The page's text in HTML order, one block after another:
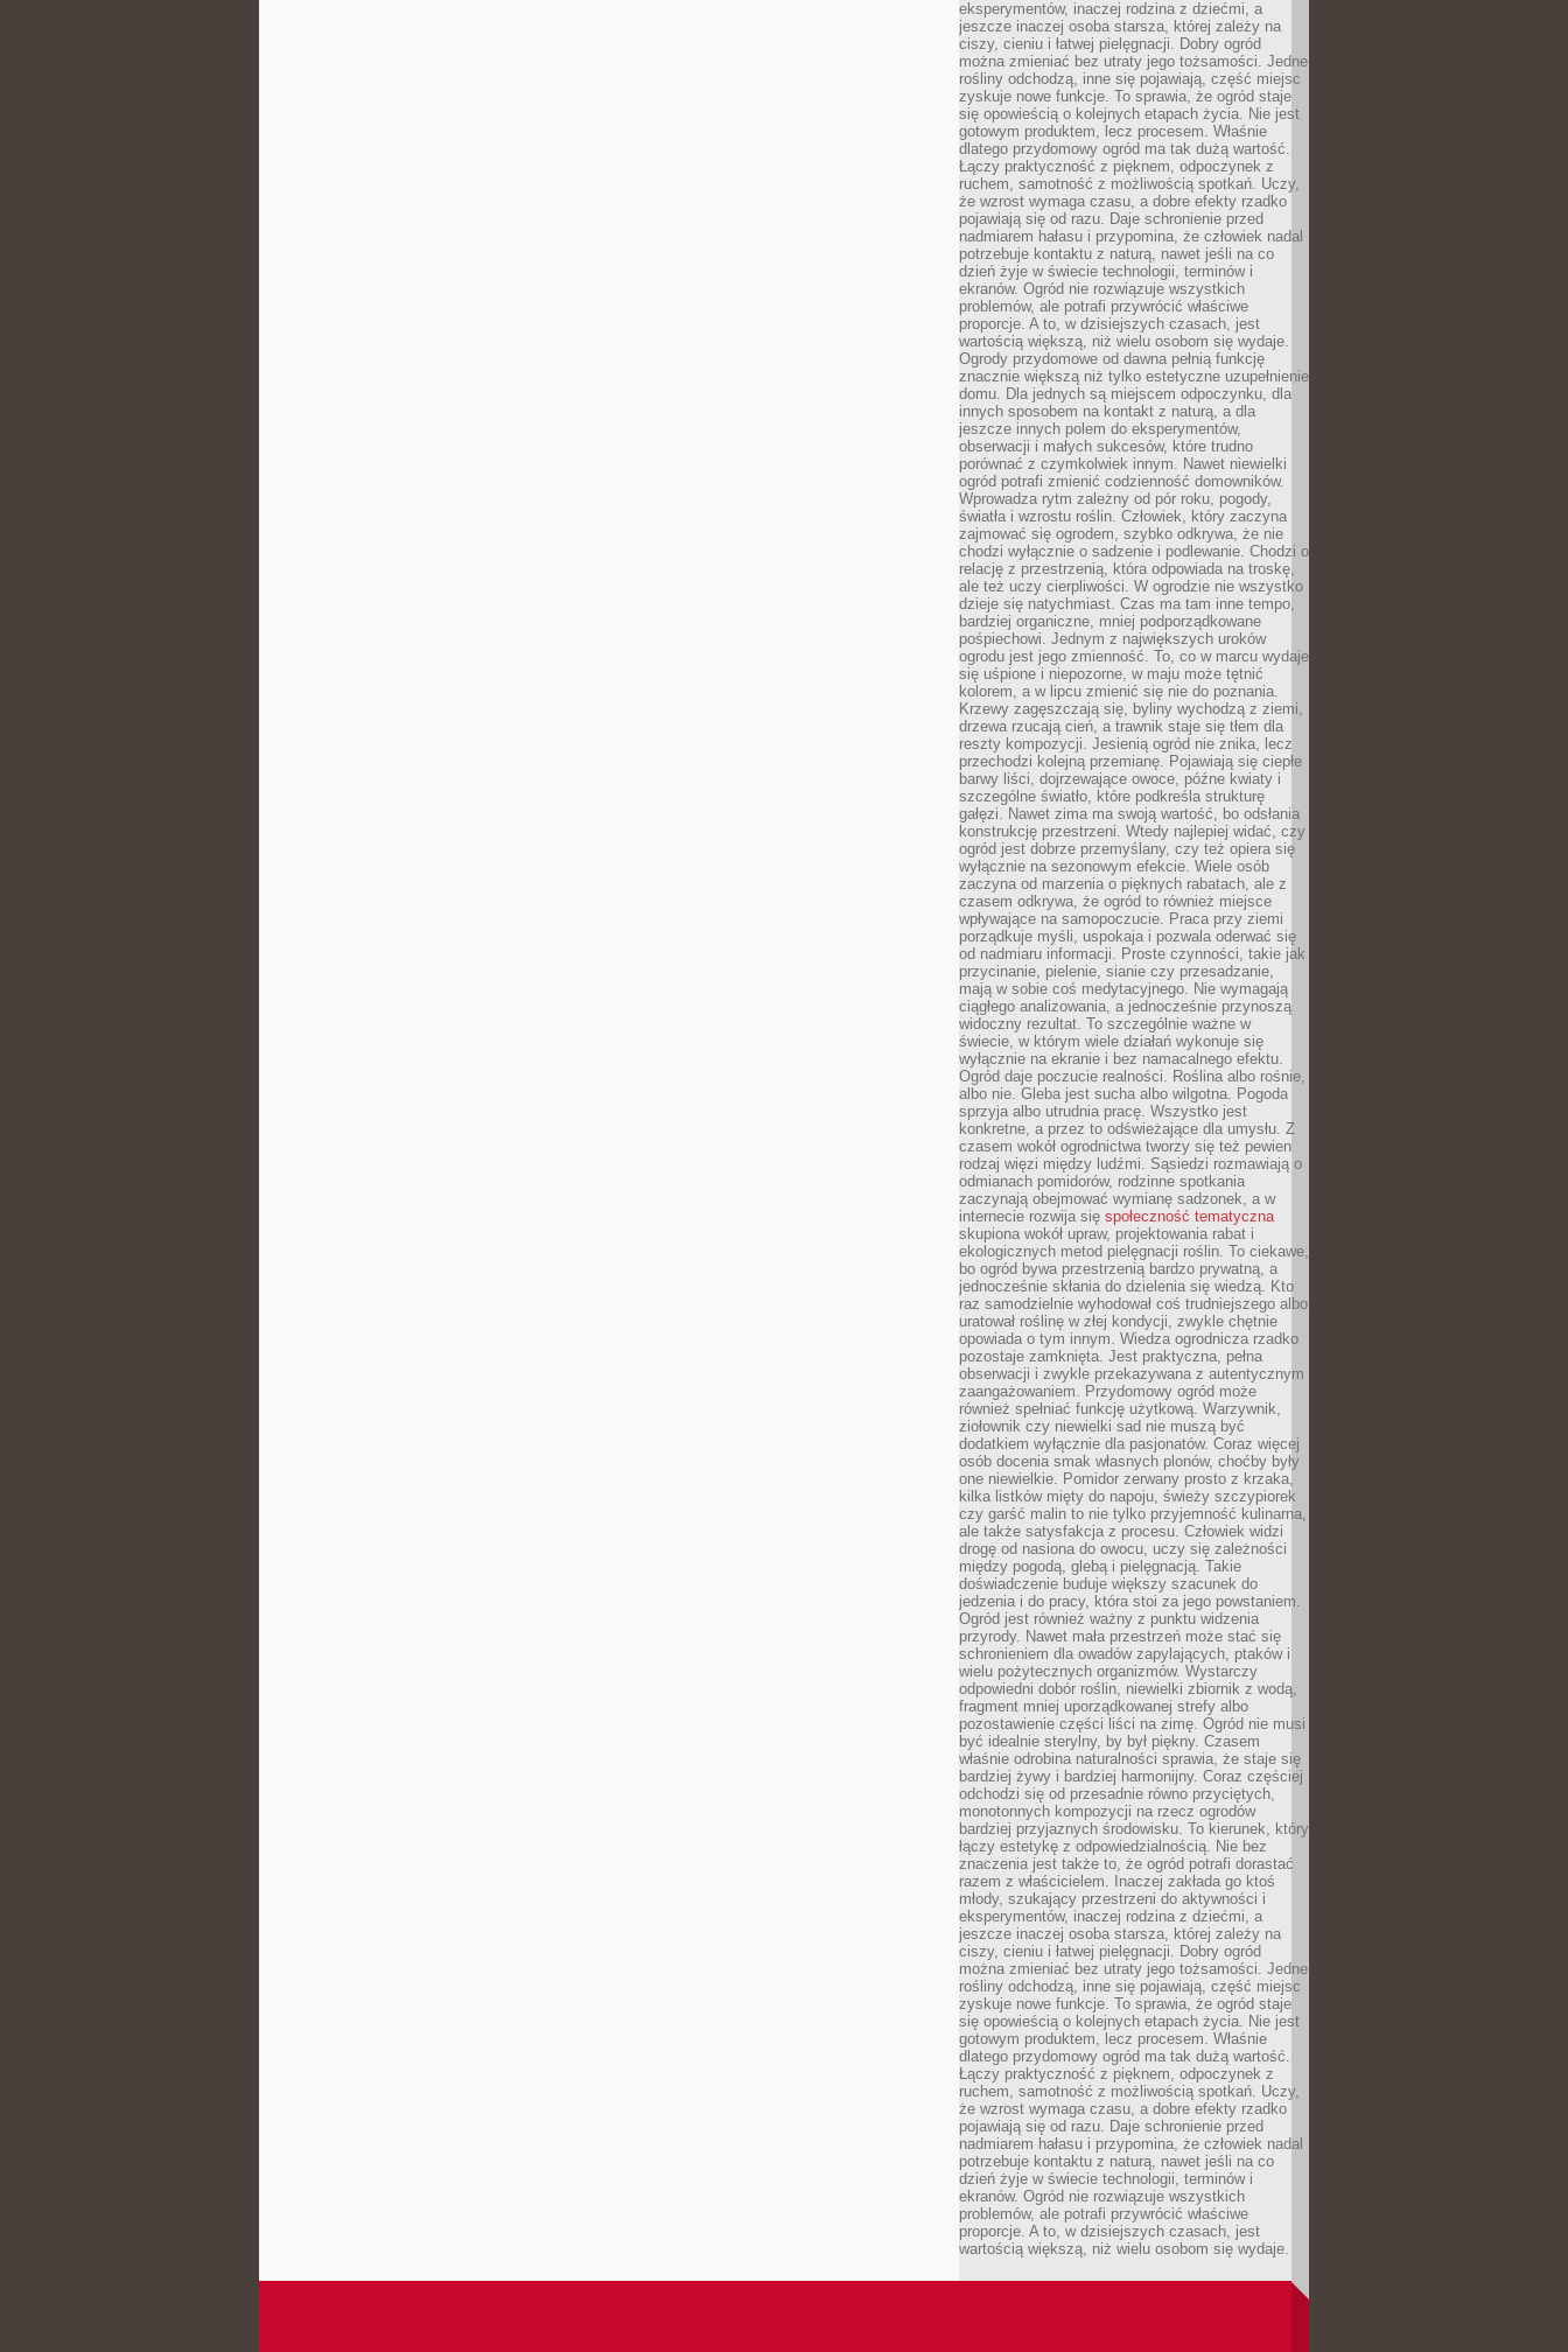
eksperymentów, inaczej rodzina z dziećmi, a
jeszcze inaczej osoba starsza, której zależy na
ciszy, cieniu i łatwej pielęgnacji. Dobry ogród
można zmieniać bez utraty jego tożsamości. Jedne
rośliny odchodzą, inne się pojawiają, część miejsc
zyskuje nowe funkcje. To sprawia, że ogród staje
się opowieścią o kolejnych etapach życia. Nie jest
gotowym produktem, lecz procesem. Właśnie
dlatego przydomowy ogród ma tak dużą wartość.
Łączy praktyczność z pięknem, odpoczynek z
ruchem, samotność z możliwością spotkań. Uczy,
że wzrost wymaga czasu, a dobre efekty rzadko
pojawiają się od razu. Daje schronienie przed
nadmiarem hałasu i przypomina, że człowiek nadal
potrzebuje kontaktu z naturą, nawet jeśli na co
dzień żyje w świecie technologii, terminów i
ekranów. Ogród nie rozwiązuje wszystkich
problemów, ale potrafi przywrócić właściwe
proporcje. A to, w dzisiejszych czasach, jest
wartością większą, niż wielu osobom się wydaje.
Ogrody przydomowe od dawna pełnią funkcję
znacznie większą niż tylko estetyczne uzupełnienie
domu. Dla jednych są miejscem odpoczynku, dla
innych sposobem na kontakt z naturą, a dla
jeszcze innych polem do eksperymentów,
obserwacji i małych sukcesów, które trudno
porównać z czymkolwiek innym. Nawet niewielki
ogród potrafi zmienić codzienność domowników.
Wprowadza rytm zależny od pór roku, pogody,
światła i wzrostu roślin. Człowiek, który zaczyna
zajmować się ogrodem, szybko odkrywa, że nie
chodzi wyłącznie o sadzenie i podlewanie. Chodzi o
relację z przestrzenią, która odpowiada na troskę,
ale też uczy cierpliwości. W ogrodzie nie wszystko
dzieje się natychmiast. Czas ma tam inne tempo,
bardziej organiczne, mniej podporządkowane
pośpiechowi. Jednym z największych uroków
ogrodu jest jego zmienność. To, co w marcu wydaje
się uśpione i niepozorne, w maju może tętnić
kolorem, a w lipcu zmienić się nie do poznania.
Krzewy zagęszczają się, byliny wychodzą z ziemi,
drzewa rzucają cień, a trawnik staje się tłem dla
reszty kompozycji. Jesienią ogród nie znika, lecz
przechodzi kolejną przemianę. Pojawiają się ciepłe
barwy liści, dojrzewające owoce, późne kwiaty i
szczególne światło, które podkreśla strukturę
gałęzi. Nawet zima ma swoją wartość, bo odsłania
konstrukcję przestrzeni. Wtedy najlepiej widać, czy
ogród jest dobrze przemyślany, czy też opiera się
wyłącznie na sezonowym efekcie. Wiele osób
zaczyna od marzenia o pięknych rabatach, ale z
czasem odkrywa, że ogród to również miejsce
wpływające na samopoczucie. Praca przy ziemi
porządkuje myśli, uspokaja i pozwala oderwać się
od nadmiaru informacji. Proste czynności, takie jak
przycinanie, pielenie, sianie czy przesadzanie,
mają w sobie coś medytacyjnego. Nie wymagają
ciągłego analizowania, a jednocześnie przynoszą
widoczny rezultat. To szczególnie ważne w
świecie, w którym wiele działań wykonuje się
wyłącznie na ekranie i bez namacalnego efektu.
Ogród daje poczucie realności. Roślina albo rośnie,
albo nie. Gleba jest sucha albo wilgotna. Pogoda
sprzyja albo utrudnia pracę. Wszystko jest
konkretne, a przez to odświeżające dla umysłu. Z
czasem wokół ogrodnictwa tworzy się też pewien
rodzaj więzi między ludźmi. Sąsiedzi rozmawiają o
odmianach pomidorów, rodzinne spotkania
zaczynają obejmować wymianę sadzonek, a w
internecie rozwija się społeczność tematyczna
skupiona wokół upraw, projektowania rabat i
ekologicznych metod pielęgnacji roślin. To ciekawe,
bo ogród bywa przestrzenią bardzo prywatną, a
jednocześnie skłania do dzielenia się wiedzą. Kto
raz samodzielnie wyhodował coś trudniejszego albo
uratował roślinę w złej kondycji, zwykle chętnie
opowiada o tym innym. Wiedza ogrodnicza rzadko
pozostaje zamknięta. Jest praktyczna, pełna
obserwacji i zwykle przekazywana z autentycznym
zaangażowaniem. Przydomowy ogród może
również spełniać funkcję użytkową. Warzywnik,
ziołownik czy niewielki sad nie muszą być
dodatkiem wyłącznie dla pasjonatów. Coraz więcej
osób docenia smak własnych plonów, choćby były
one niewielkie. Pomidor zerwany prosto z krzaka,
kilka listków mięty do napoju, świeży szczypiorek
czy garść malin to nie tylko przyjemność kulinarna,
ale także satysfakcja z procesu. Człowiek widzi
drogę od nasiona do owocu, uczy się zależności
między pogodą, glebą i pielęgnacją. Takie
doświadczenie buduje większy szacunek do
jedzenia i do pracy, która stoi za jego powstaniem.
Ogród jest również ważny z punktu widzenia
przyrody. Nawet mała przestrzeń może stać się
schronieniem dla owadów zapylających, ptaków i
wielu pożytecznych organizmów. Wystarczy
odpowiedni dobór roślin, niewielki zbiornik z wodą,
fragment mniej uporządkowanej strefy albo
pozostawienie części liści na zimę. Ogród nie musi
być idealnie sterylny, by był piękny. Czasem
właśnie odrobina naturalności sprawia, że staje się
bardziej żywy i bardziej harmonijny. Coraz częściej
odchodzi się od przesadnie równo przyciętych,
monotonnych kompozycji na rzecz ogrodów
bardziej przyjaznych środowisku. To kierunek, który
łączy estetykę z odpowiedzialnością. Nie bez
znaczenia jest także to, że ogród potrafi dorastać
razem z właścicielem. Inaczej zakłada go ktoś
młody, szukający przestrzeni do aktywności i
eksperymentów, inaczej rodzina z dziećmi, a
jeszcze inaczej osoba starsza, której zależy na
ciszy, cieniu i łatwej pielęgnacji. Dobry ogród
można zmieniać bez utraty jego tożsamości. Jedne
rośliny odchodzą, inne się pojawiają, część miejsc
zyskuje nowe funkcje. To sprawia, że ogród staje
się opowieścią o kolejnych etapach życia. Nie jest
gotowym produktem, lecz procesem. Właśnie
dlatego przydomowy ogród ma tak dużą wartość.
Łączy praktyczność z pięknem, odpoczynek z
ruchem, samotność z możliwością spotkań. Uczy,
że wzrost wymaga czasu, a dobre efekty rzadko
pojawiają się od razu. Daje schronienie przed
nadmiarem hałasu i przypomina, że człowiek nadal
potrzebuje kontaktu z naturą, nawet jeśli na co
dzień żyje w świecie technologii, terminów i
ekranów. Ogród nie rozwiązuje wszystkich
problemów, ale potrafi przywrócić właściwe
proporcje. A to, w dzisiejszych czasach, jest
wartością większą, niż wielu osobom się wydaje.